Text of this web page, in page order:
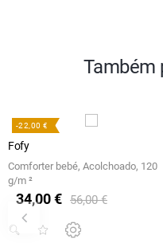
Também
-22,00 €
Fofy
Comforter bebé, Acolchoado, 120
g/m ²
Preço regular56,00 €
Preço
34,00 €